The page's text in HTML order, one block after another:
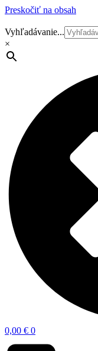
Preskočiť na obsah
Vyhľadávanie...
×
0,00 € 0